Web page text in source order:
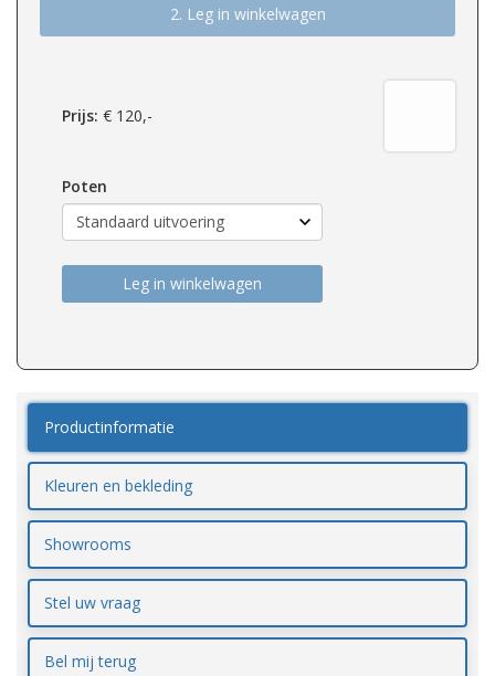
2. Leg in winkelwagen
Prijs: € 120,-
Poten
Leg in winkelwagen
Productinformatie
Kleuren en bekleding
Showrooms
Stel uw vraag
Bel mij terug